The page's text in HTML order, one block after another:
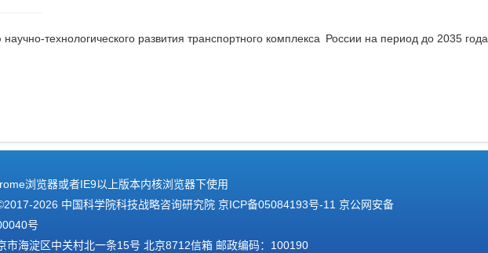
технологического развития транспортного комплекса России на период до 2035 года.
浏览器或者IE9以上版本内核浏览器下使用
2026 中国科学院科技战略咨询研究院 京ICP备05084193号-11 京公网安备
号
市海淀区中关村北一条15号 北京8712信箱 邮政编码：100190